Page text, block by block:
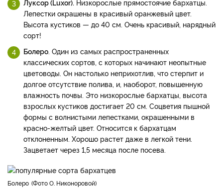
Луксор (Luxor). Низкорослые прямостоячие бархатцы.
Лепестки окрашены в красивый оранжевый цвет.
Высота кустиков — до 40 см. Очень красивый, нарядный
сорт!
Болеро . Один из самых распространенных
классических сортов, с которых начинают неопытные
цветоводы. Он настолько неприхотлив, что стерпит и
долгое отсутствие полива, и, наоборот, повышенную
влажность почвы. Это низкорослые бархатцы, высота
взрослых кустиков достигает 20 см. Соцветия пышной
формы с волнистыми лепестками, окрашенными в
красно-желтый цвет. Относится к бархатцам
отклоненным. Хорошо растет даже в легкой тени.
Зацветает через 1,5 месяца после посева.
Болеро Фото О. Никоноровой